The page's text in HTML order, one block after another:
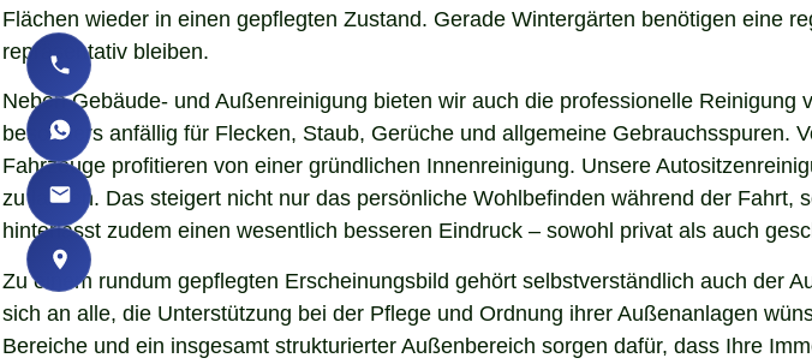
Flächen wieder in einen gepflegten Zustand. Gerade Wintergärten benötigen eine
repräsentativ bleiben.
Neben Gebäude- und Außenreinigung bieten wir auch die professionelle
besonders anfällig für Flecken, Staub, Gerüche und allgemeine
Fahrzeuge profitieren von einer gründlichen Innenreinigung. Unsere
zu lassen. Das steigert nicht nur das persönliche Wohlbefinden während der
hinterlässt zudem einen wesentlich besseren Eindruck – sowohl privat als auch
Zu einem rundum gepflegten Erscheinungsbild gehört selbstverständlich auch der
sich an alle, die Unterstützung bei der Pflege und Ordnung ihrer Außenanlagen
Bereiche und ein insgesamt strukturierter Außenbereich sorgen dafür, dass Ihre